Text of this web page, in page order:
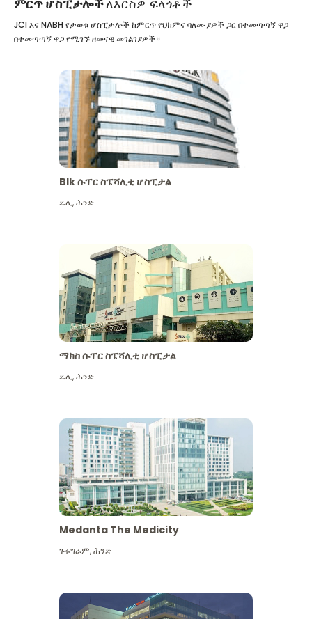
ምርጥ ሆስፒታሎችለእርስዎ ፍላጎቶች
JCI እና NABH የታወቁ ሆስፒታሎች ከምርጥ የህክምና ባለሙያዎች ጋር በተመጣጣኝ ዋጋ
በተመጣጣኝ ዋጋ የሚገኙ ዘመናዊ መገልገያዎች።
Blk ሱፐር ስፔሻሊቲ ሆስፒታል
ዴሊ,ሕንድ
ማክስ ሱፐር ስፔሻሊቲ ሆስፒታል
ዴሊ,ሕንድ
Medanta The Medicity
ጉሩግራም,ሕንድ